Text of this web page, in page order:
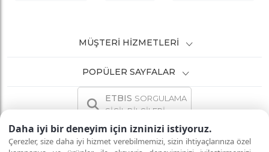
Daha iyi bir deneyim için izninizi istiyoruz.
Çerezler, size daha iyi hizmet verebilmemizi, sizin ihtiyaçlarınıza özel
MÜŞTERI HIZMETLERI
POPÜLER SAYFALAR
ETBIS SORGULAMA
SİCİL BİLGİLERİ